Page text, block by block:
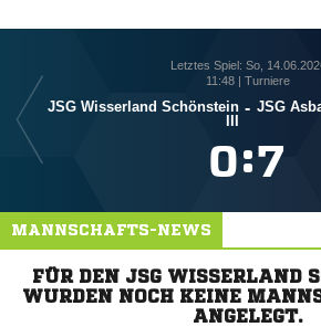
Letztes Spiel: So,
11:48 | Turniere
JSG Wisserland Schönstein - JSG
:
MANNSCHAFTS-NEWS
FÜR DEN JSG WISSERLAND
WURDEN NOCH KEINE
ANGELEGT.